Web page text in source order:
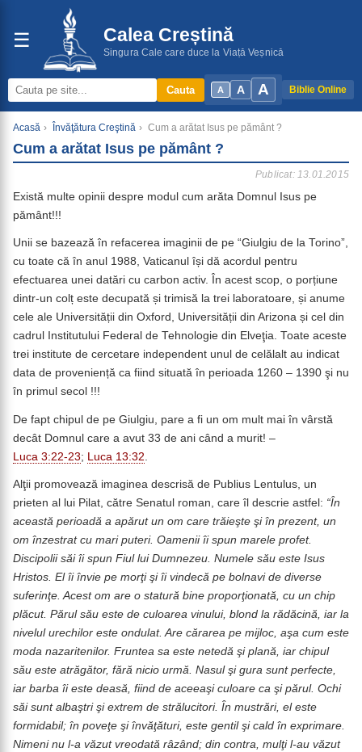
☰ Calea Creștină
Singura Cale care duce la Viață Veșnică
A A A Biblie Online
Cauta
Acasă › Învăţătura Creştină › Cum a arătat Isus pe pământ ?
Cum a arătat Isus pe pământ ?
Publicat: 13.01.2015
Există multe opinii despre modul cum arăta Domnul Isus pe
pământ!!!
Unii se bazează în refacerea imaginii de pe “Giulgiu de la Torino”,
cu toate că în anul 1988, Vaticanul își dă acordul pentru
efectuarea unei datări cu carbon activ. În acest scop, o porțiune
dintr-un colț este decupată și trimisă la trei laboratoare, și anume
cele ale Universității din Oxford, Universității din Arizona și cel din
cadrul Institutului Federal de Tehnologie din Elveţia. Toate aceste
trei institute de cercetare independent unul de celălalt au indicat
data de proveniență ca fiind situată în perioada 1260 – 1390 şi nu
în primul secol !!!
De fapt chipul de pe Giulgiu, pare a fi un om mult mai în vârstă
decât Domnul care a avut 33 de ani când a murit! –
Luca 3:22-23; Luca 13:32
Alţii promovează imaginea descrisă de Publius Lentulus, un
prieten al lui Pilat, către Senatul roman, care îl descrie astfel: “În
această perioadă a apărut un om care trăieşte şi în prezent, un
om înzestrat cu mari puteri. Oamenii îi spun marele profet.
Discipolii săi îi spun Fiul lui Dumnezeu. Numele său este Isus
Hristos. El îi învie pe morţi şi îi vindecă pe bolnavi de diverse
suferinţe. Acest om are o statură bine proporţionată, cu un chip
plăcut. Părul său este de culoarea vinului, blond la rădăcină, iar la
nivelul urechilor este ondulat. Are cărarea pe mijloc, aşa cum este
moda nazaritenilor. Fruntea sa este netedă şi plană, iar chipul
său este atrăgător, fără nicio urmă. Nasul şi gura sunt perfecte,
iar barba îi este deasă, fiind de aceeaşi culoare ca şi părul. Ochi
săi sunt albaştri şi extrem de strălucitori. În mustrări, el este
formidabil; în poveţe şi învăţături, este gentil şi cald în exprimare.
Nimeni nu l-a văzut vreodată râzând; din contra, mulţi l-au văzut